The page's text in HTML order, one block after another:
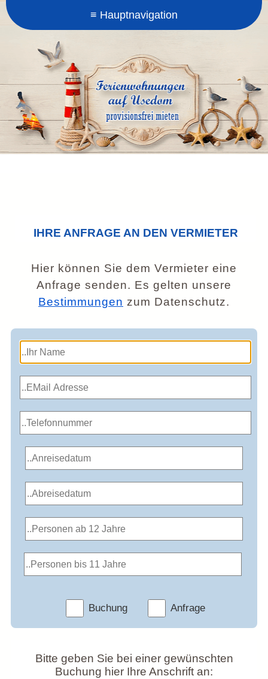
IHRE ANFRAGE AN DEN VERMIETER
Hier können Sie dem Vermieter eine
Anfrage senden. Es gelten unsere
Bestimmungen zum Datenschutz.
Buchung Anfrage
Bitte geben Sie bei einer gewünschten
Buchung hier Ihre Anschrift an: